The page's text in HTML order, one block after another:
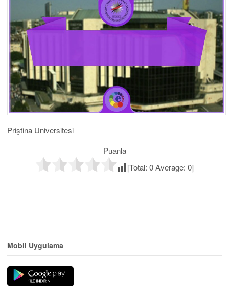
Priştina Universitesi
Puanla
[Total: 0Average: 0]
Mobil Uygulama